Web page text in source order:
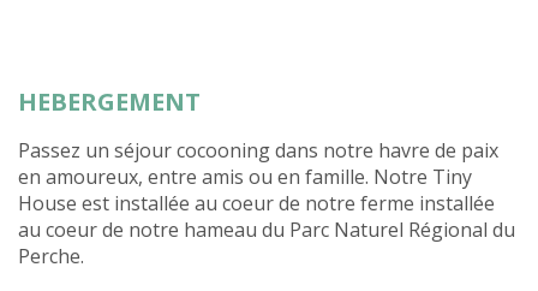
HEBERGEMENT
Passez un séjour cocooning dans notre havre de paix
en amoureux, entre amis ou en famille. Notre Tiny
House est installée au coeur de notre ferme installée
au coeur de notre hameau du Parc Naturel Régional du
Perche.